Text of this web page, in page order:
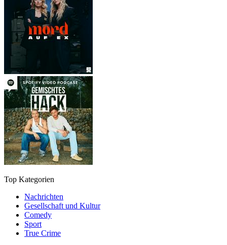
Top Kategorien
Nachrichten
Gesellschaft und Kultur
Comedy
Sport
True Crime